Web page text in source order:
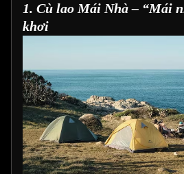
1. Cù lao Mái Nhà – “Mái
khơi